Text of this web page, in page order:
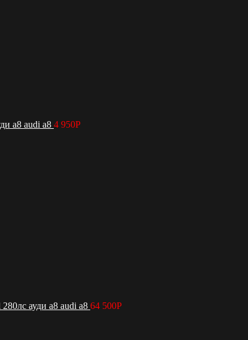
а8 audi a8 4 950Р
ауди а8 audi a8 64 500Р